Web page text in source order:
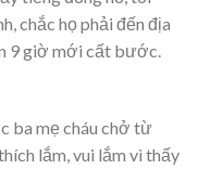
chắc họ phải đến địa
9 giờ mới cất bước.
ba mẹ cháu chở từ
lắm, vui lắm vì thấy